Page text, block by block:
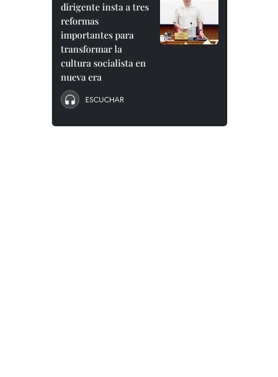
dirigente insta a tres
reformas
importantes para
transformar la
cultura socialista en
nueva era
ESCUCHAR